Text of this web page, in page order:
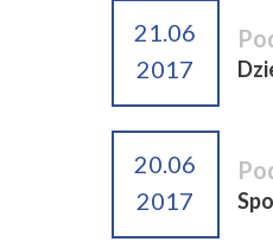
21.06
2017
20.06
2017